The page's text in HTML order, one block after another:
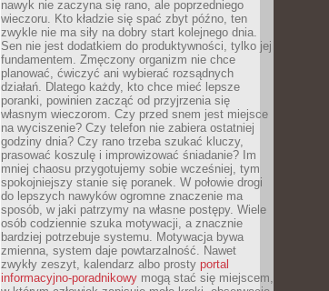
nawyk nie zaczyna się rano, ale poprzedniego
wieczoru. Kto kładzie się spać zbyt późno, ten
zwykle nie ma siły na dobry start kolejnego dnia.
Sen nie jest dodatkiem do produktywności, tylko jej
fundamentem. Zmęczony organizm nie chce
planować, ćwiczyć ani wybierać rozsądnych
działań. Dlatego każdy, kto chce mieć lepsze
poranki, powinien zacząć od przyjrzenia się
własnym wieczorom. Czy przed snem jest miejsce
na wyciszenie? Czy telefon nie zabiera ostatniej
godziny dnia? Czy rano trzeba szukać kluczy,
prasować koszulę i improwizować śniadanie? Im
mniej chaosu przygotujemy sobie wcześniej, tym
spokojniejszy stanie się poranek. W połowie drogi
do lepszych nawyków ogromne znaczenie ma
sposób, w jaki patrzymy na własne postępy. Wiele
osób codziennie szuka motywacji, a znacznie
bardziej potrzebuje systemu. Motywacja bywa
zmienna, system daje powtarzalność. Nawet
zwykły zeszyt, kalendarz albo prosty portal
informacyjno-poradnikowy mogą stać się miejscem,